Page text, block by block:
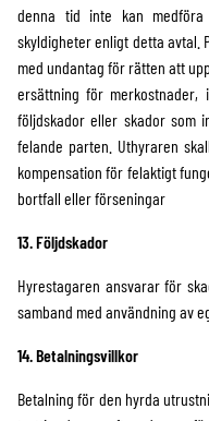
denna tid inte kan
skyldigheter enligt detta avtal.
med undantag för rätten att
ersättning för
följdskador eller skador som
felande parten. Uthyraren
kompensation för felaktigt
bortfall eller förseningar
13. Följdskador
Hyrestagaren ansvarar för
samband med användning av
14. Betalningsvillkor
Betalning för den hyrda